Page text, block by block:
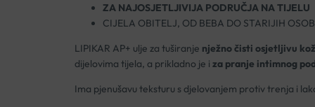
ZA NAJOSJETLJIVIJA PODRUČJA NA TIJELU
CIJELA OBITELJ, OD BEBA DO STARIJIH
LIPIKAR AP+ ulje za tuširanje nježno čisti osjetljivu
dijelovima tijela, a prikladno je i za pranje intimnog
Ima pjenušavu teksturu s djelovanjem protiv trenja i